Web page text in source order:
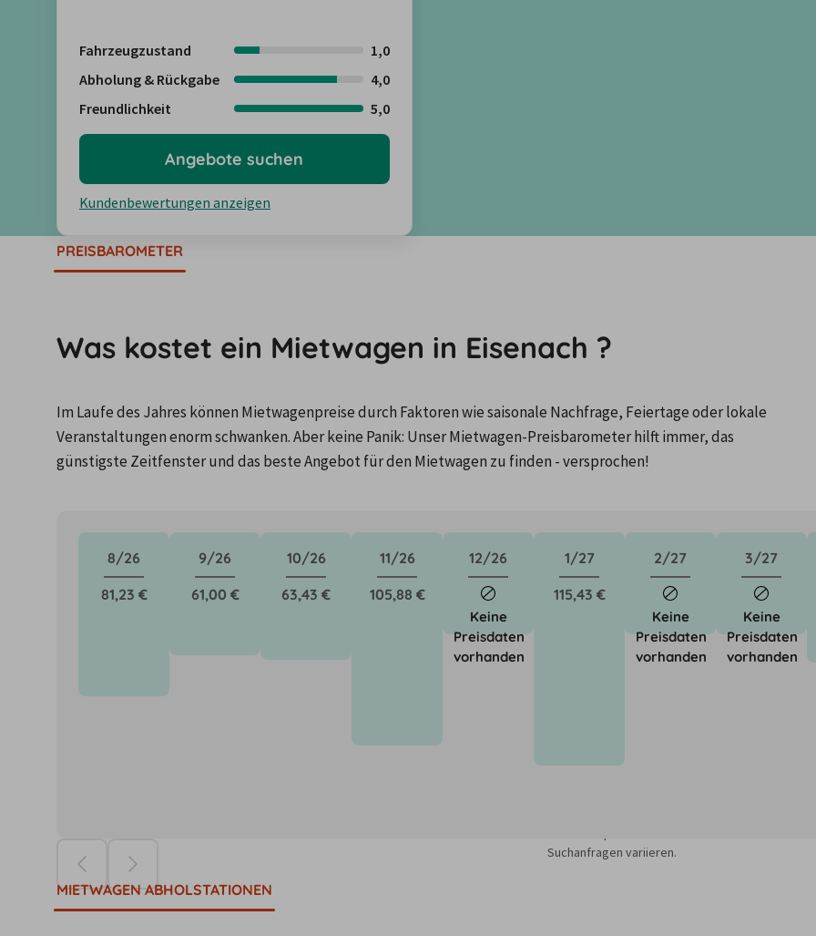
Fahrzeugzustand
1,0
Abholung & Rückgabe
4,0
Freundlichkeit
5,0
Kundenbewertungen anzeigen
Angebote suchen
PREISBAROMETER
Was kostet ein Mietwagen in Eisenach ?
Im Laufe des Jahres können Mietwagenpreise durch Faktoren wie saisonale Nachfrage, Feiertage oder lokale
Veranstaltungen enorm schwanken. Aber keine Panik: Unser Mietwagen-Preisbarometer hilft immer, das
günstigste Zeitfenster und das beste Angebot für den Mietwagen zu finden - versprochen!
8/26
81,23 €
9/26
61,00 €
10/26
63,43 €
11/26
105,88 €
12/26
Keine
Preisdaten
vorhanden
1/27
115,43 €
2/27
Keine
Preisdaten
vorhanden
3/27
Keine
Preisdaten
vorhanden
Suchanfragen variieren.
MIETWAGEN ABHOLSTATIONEN